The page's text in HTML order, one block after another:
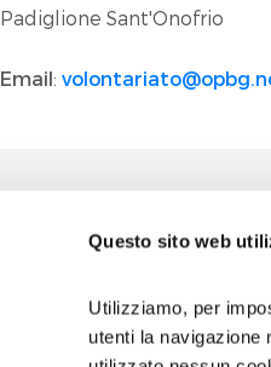
Questo sito web
Utilizziamo, per
utenti la navigazione
Padiglione Sant'Onofrio
Email: